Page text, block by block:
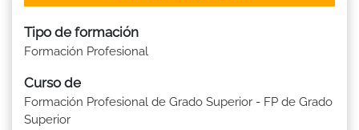
Tipo de formación
Formación Profesional
Curso de
Formación Profesional de Grado Superior - FP de Grado
Superior